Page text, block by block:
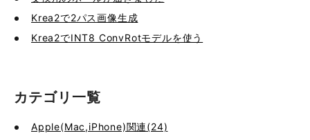
Krea2で2パス画像生成
Krea2でINT8 ConvRotモデルを使う
カテゴリ一覧
Apple(Mac,iPhone)関連(24)